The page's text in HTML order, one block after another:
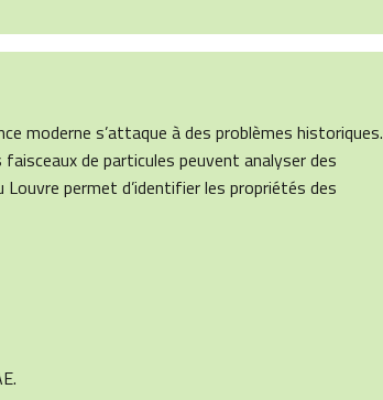
moderne s’attaque à des problèmes historiques.
de particules peuvent analyser des
Louvre permet d’identifier les propriétés des